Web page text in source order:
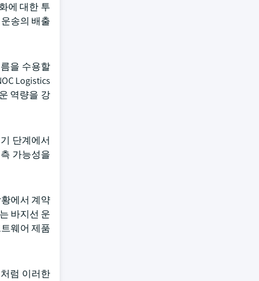
에 대한 투
송의 배출
을 수용할
Logistics
역량을 강
단계에서
가능성을
에서 계약
바지선 운
웨어 제품
럼 이러한